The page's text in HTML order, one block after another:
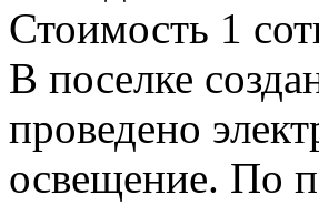
Стоимость 1
В поселке
проведено
освещение. По